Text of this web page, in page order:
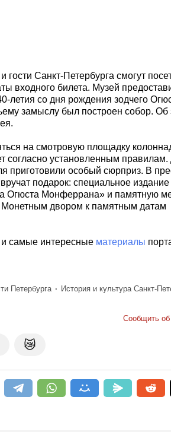
гости Санкт-Петербурга смогут
входного билета. Музей
летия со дня рождения зодчего
замыслу был построен собор. Об
на смотровую площадку
согласно установленным правилам.
приготовили особый сюрприз. В
подарок: специальное
Огюста Монферрана» и памятную
Монетным двором к памятным датам
и самые интересные материалы
Петербурга История и культура Санкт-
Сообщить
😿